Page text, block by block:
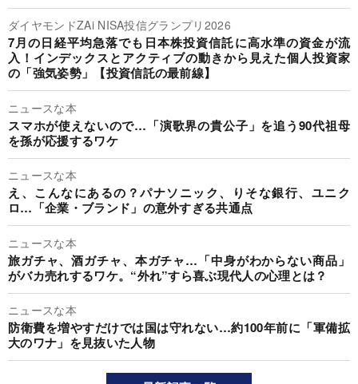
ダイヤモンドZAi NISA投信グランプリ2026
7月の日経平均急落でも日本株投資信託に高水準の資金が流
入！インデックスとアクティブの動きから見えた個人投資家
の「強気姿勢」【投資信託の最前線】
ニュースな本
スマホが使えないので…「演歌界の貴公子」を追う90代祖母
を孫が応援するワケ
ニュースな本
え、こんなにあるの？パナソニック、りそな銀行、ユニク
ロ…「企業・ブランド」の意外すぎる共通点
ニュースな本
旅ガチャ、酒ガチャ、本ガチャ…「中身がわからない商品」
がバカ売れするワケ。“外れ”すら喜ぶ現代人の心理とは？
ニュースな本
防衛費を増やすだけでは国は守れない…約100年前に「軍備拡
大のワナ」を見抜いた人物